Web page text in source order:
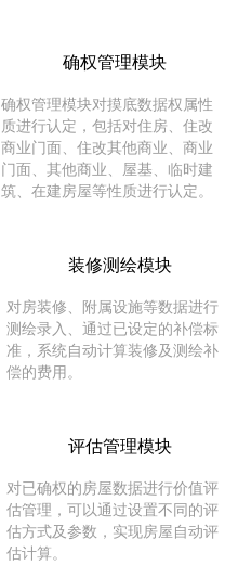
确权管理模块
确权管理模块对摸底数据权属性
质进行认定，包括对住房、住改
商业门面、住改其他商业、商业
门面、其他商业、屋基、临时建
筑、在建房屋等性质进行认定。
装修测绘模块
对房装修、附属设施等数据进行
测绘录入、通过已设定的补偿标
准，系统自动计算装修及测绘补
偿的费用。
评估管理模块
对已确权的房屋数据进行价值评
估管理，可以通过设置不同的评
估方式及参数，实现房屋自动评
估计算。